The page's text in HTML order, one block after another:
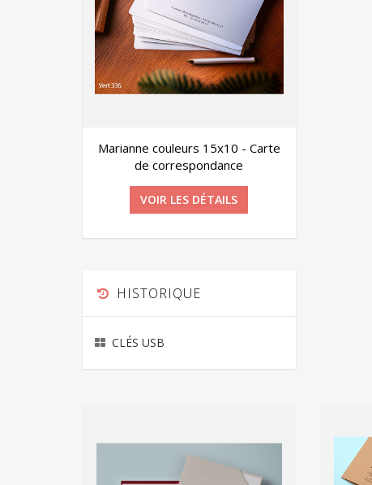
Chemises dorure Grain Cuir
Notaire
VOIR LES DÉTAILS
HISTORIQUE
CLÉS USB